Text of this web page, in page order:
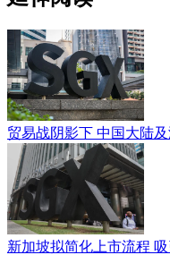
贸易战阴影下 中国大陆
新加坡拟简化上市流程